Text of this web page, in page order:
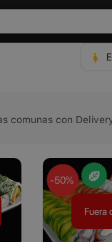
comunas con
Fuera
-50%